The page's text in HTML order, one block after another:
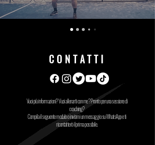
CONTATTI
Vuoi più informazioni? Vuoi allenarti con me? Pronto per una sessione di
coaching?
Compila il seguente modulo o inviami un messaggio su WhatsApp e ti
ricontatterò il prima possibile.